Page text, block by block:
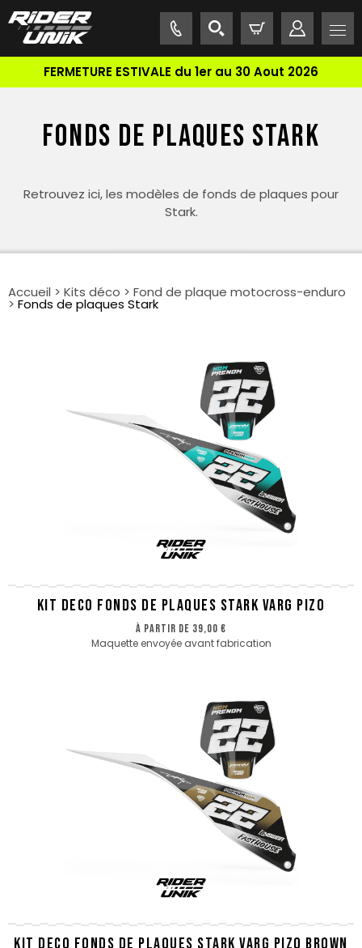
FERMETURE ESTIVALE du 1er au 30 Aout 2026
FONDS DE PLAQUES STARK
Retrouvez ici, les modèles de fonds de plaques pour
Stark.
Accueil > Kits déco > Fond de plaque motocross-enduro
> Fonds de plaques Stark
KIT DECO FONDS DE PLAQUES STARK VARG PIZO
à partir de 39,00 €
Maquette envoyée avant fabrication
KIT DECO FONDS DE PLAQUES STARK VARG PIZO BROWN